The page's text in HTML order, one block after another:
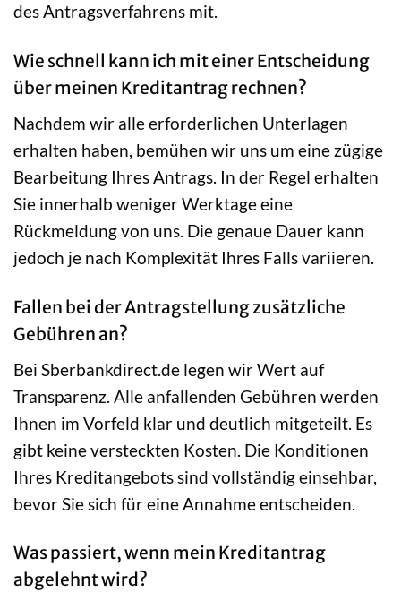
des Antragsverfahrens mit.
Wie schnell kann ich mit einer Entscheidung
über meinen Kreditantrag rechnen?
Nachdem wir alle erforderlichen Unterlagen
erhalten haben, bemühen wir uns um eine zügige
Bearbeitung Ihres Antrags. In der Regel erhalten
Sie innerhalb weniger Werktage eine
Rückmeldung von uns. Die genaue Dauer kann
jedoch je nach Komplexität Ihres Falls variieren.
Fallen bei der Antragstellung zusätzliche
Gebühren an?
Bei Sberbankdirect.de legen wir Wert auf
Transparenz. Alle anfallenden Gebühren werden
Ihnen im Vorfeld klar und deutlich mitgeteilt. Es
gibt keine versteckten Kosten. Die Konditionen
Ihres Kreditangebots sind vollständig einsehbar,
bevor Sie sich für eine Annahme entscheiden.
Was passiert, wenn mein Kreditantrag
abgelehnt wird?